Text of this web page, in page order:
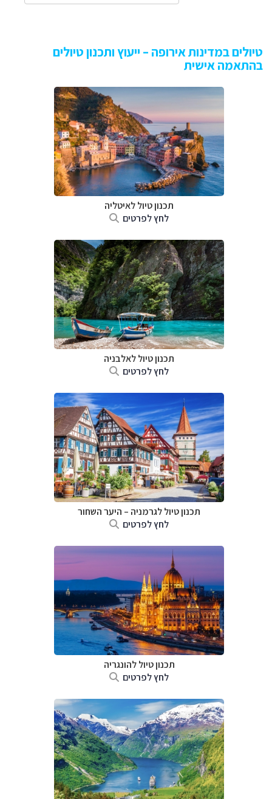
טיולים במדינות אירופה – ייעוץ ותכנון טיולים
בהתאמה אישית
תכנון טיול לאיטליה
לחץ לפרטים
תכנון טיול לאלבניה
לחץ לפרטים
תכנון טיול לגרמניה – היער השחור
לחץ לפרטים
תכנון טיול להונגריה
לחץ לפרטים